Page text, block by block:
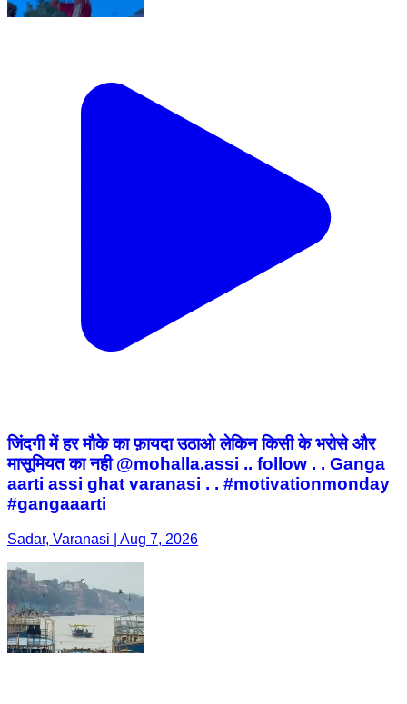
जिंदगी में हर मौके का फ़ायदा उठाओ लेकिन किसी के भरोसे और
मासूमियत का नही @mohalla.assi .. follow . . Ganga
aarti assi ghat varanasi . . #motivationmonday
#gangaaarti
Sadar, Varanasi | Aug 7, 2026